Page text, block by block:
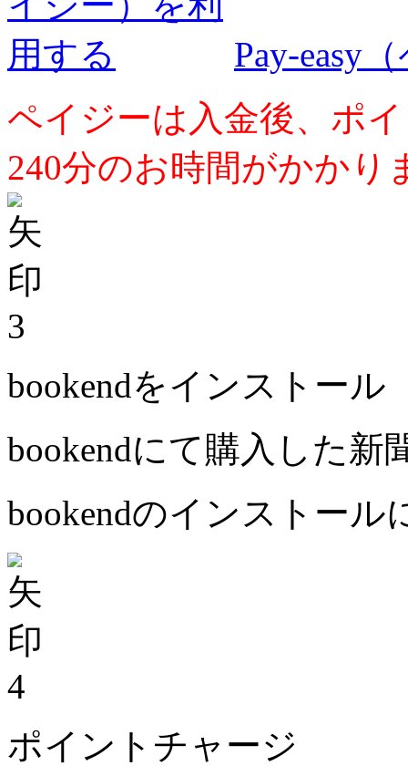
Pay-easy
ペイジーは入金後、ポ
240分のお時間がかかり
3
bookendをインストール
bookendにて購入した新
bookendのインストール
4
ポイントチャージ